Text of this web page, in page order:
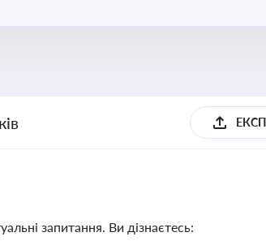
запитання. Ви дізнаєтесь: